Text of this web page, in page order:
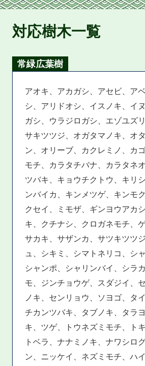
対応樹木一覧
常緑広葉樹
アオキ、アカガシ、アセビ、ア
シ、アリドオシ、イスノキ、イ
ガシ、ウラジロガシ、エゾユズ
サキツツジ、オガタマノキ、オ
ン、オリーブ、カクレミノ、カ
モチ、カラタチバナ、カラタネ
ツバキ、キョウチクトウ、キリ
ンバイカ、キンメツゲ、キンモ
クセイ、ミモザ、ギンヨウアカ
キ、クチナシ、クロガネモチ、
サカキ、サザンカ、サツキツツ
ュ、シキミ、シマトネリコ、シ
シャンポ、シャリンバイ、シラ
モ、ジンチョウゲ、スダジイ、
ノキ、センリョウ、ソヨゴ、タ
チカンツバキ、タブノキ、タラ
キ、ツゲ、トウネズミモチ、ト
トベラ、ナナミノキ、ナワシロ
ン、ニッケイ、ネズミモチ、ハ